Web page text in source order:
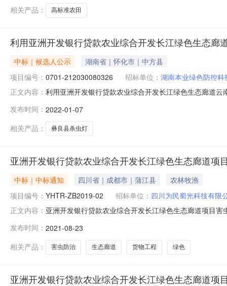
相关产品：
高标准农田
利用亚洲开发银行贷款农业综合开发长江绿色生态
中标｜候选人公示
湖南省｜怀化市｜中方县
项目编号： 0701-212030080326 招标单位： 湖南本业绿色防控
正文内容： 利用亚洲开发银行贷款农业综合开发长江绿色生态廊道
灯采购包（招标编号：0701-212030080326，合同号：
发布时间： 2022-01-07
相关产品：
彝良县杀虫灯
亚洲开发银行贷款农业综合开发长江绿色生态廊道
中标｜中标通知 四川省｜成都市｜蒲江县
农林牧渔
项目编号： YHTR-ZB2019-02 招标单位： 四川为民蜀光科技有限
正文内容： 亚洲开发银行贷款农业综合开发长江绿色生态廊道项目
期:2021年8月23日项目名称:亚洲开发银行贷款农业综合
发布时间： 2021-08-23
相关产品：
害虫防治 生态廊道 货物工程 绿色
亚洲开发银行贷款农业综合开发长江绿色生态廊道